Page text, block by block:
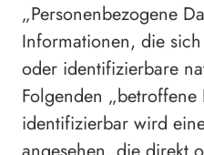
„Personenbezogene
Informationen, die
oder identifizierbare
Folgenden
identifizierbar wird